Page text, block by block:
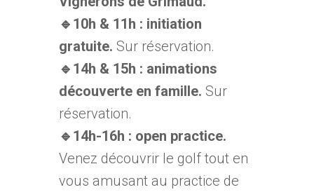
🔹10h & 11h : initiation
gratuite. Sur réservation.
🔹14h & 15h : animations
découverte en famille. Sur
réservation.
🔹14h-16h : open practice.
Venez découvrir le golf tout en
vous amusant au practice de